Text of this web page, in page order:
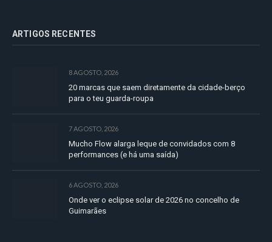
ARTIGOS RECENTES
8 AGOSTO, 2026
20 marcas que saem diretamente da cidade-berço
para o teu guarda-roupa
7 AGOSTO, 2026
Mucho Flow alarga leque de convidados com 8
performances (e há uma saída)
6 AGOSTO, 2026
Onde ver o eclipse solar de 2026 no concelho de
Guimarães